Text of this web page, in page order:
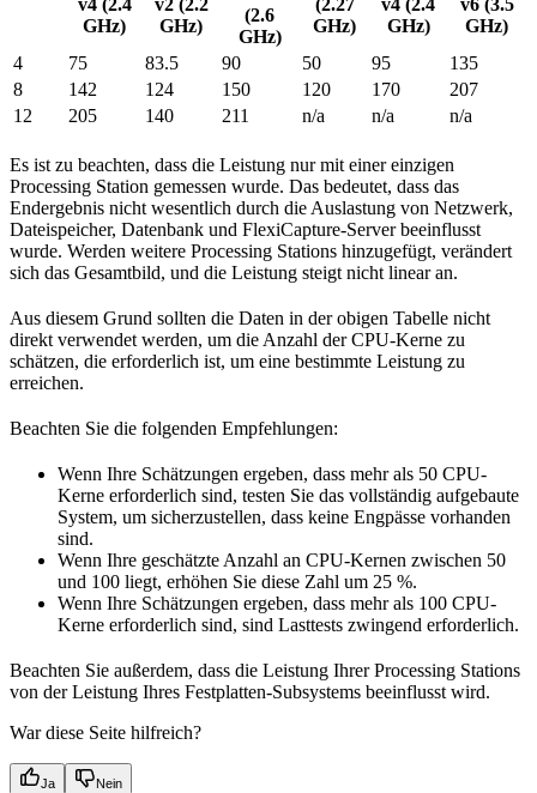
GHz)
GHz)
(2.6
GHz)
GHz)
GHz)
GHz)
4
75 83.5 90 50 95
135
8
142 124 150 120 170
207
12
205 140 211 n/a n/a n/a
Es ist zu beachten, dass die Leistung nur mit einer einzigen
Processing Station gemessen wurde. Das bedeutet, dass das
Endergebnis nicht wesentlich durch die Auslastung von Netzwerk,
Dateispeicher, Datenbank und FlexiCapture-Server beeinflusst
wurde. Werden weitere Processing Stations hinzugefügt, verändert
sich das Gesamtbild, und die Leistung steigt nicht linear an.
Aus diesem Grund sollten die Daten in der obigen Tabelle nicht
direkt verwendet werden, um die Anzahl der CPU-Kerne zu
schätzen, die erforderlich ist, um eine bestimmte Leistung zu
erreichen.
Beachten Sie die folgenden Empfehlungen:
Wenn Ihre Schätzungen ergeben, dass mehr als 50 CPU-
Kerne erforderlich sind, testen Sie das vollständig aufgebaute
System, um sicherzustellen, dass keine Engpässe vorhanden
sind.
Wenn Ihre geschätzte Anzahl an CPU-Kernen zwischen 50
und 100 liegt, erhöhen Sie diese Zahl um 25 %.
Wenn Ihre Schätzungen ergeben, dass mehr als 100 CPU-
Kerne erforderlich sind, sind Lasttests zwingend erforderlich.
Beachten Sie außerdem, dass die Leistung Ihrer Processing Stations
von der Leistung Ihres Festplatten-Subsystems beeinflusst wird.
War diese Seite hilfreich?
Ja Nein